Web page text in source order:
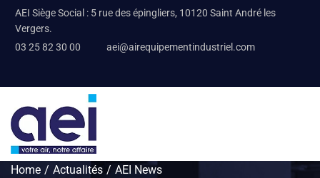
AEI Siège Social : 5 rue des épingliers, 10120 Saint André les
Vergers.
03 25 82 30 00
aei@airequipementindustriel.com
Home Actualités
AEI News